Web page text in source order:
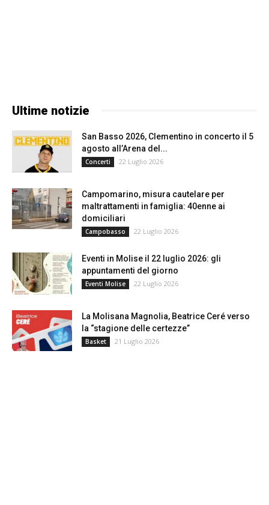
Ultime notizie
San Basso 2026, Clementino in concerto il 5
agosto all’Arena del...
Concerti 22 Luglio 2026
Campomarino, misura cautelare per
maltrattamenti in famiglia: 40enne ai
domiciliari
Campobasso 22 Luglio 2026
Eventi in Molise il 22 luglio 2026: gli
appuntamenti del giorno
Eventi Molise 22 Luglio 2026
La Molisana Magnolia, Beatrice Ceré verso
la “stagione delle certezze”
Basket 21 Luglio 2026